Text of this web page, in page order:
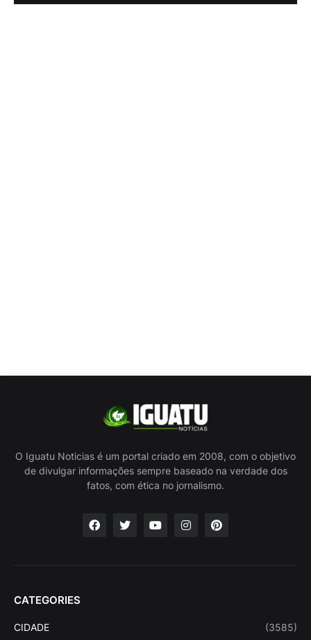
O Iguatu Noticias é um portal criado em 2008, com o objetivo
de divulgar informações sempre baseado na verdade dos
fatos, com ética no jornalismo.
CATEGORIES
CIDADE (3585)